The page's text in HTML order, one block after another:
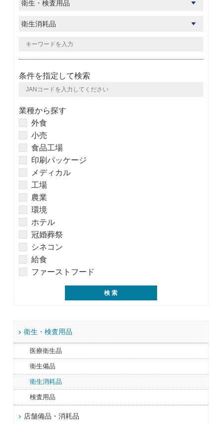
条件を指定して検索
業種から探す
外食
小売
食品工場
印刷パッケージ
メディカル
工場
農業
環境
ホテル
冠婚葬祭
シネコン
給食
ファーストフード
衛生・検査用品
医療衛生品
衛生備品
衛生消耗品
検査用品
店舗備品・消耗品